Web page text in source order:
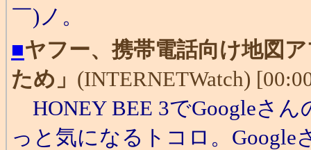
￣)ノ。
■ヤフー、携帯電話向け地図
ため」 (INTERNETWatch)
HONEY BEE 3でGoogleさ
っと気になるトコロ。